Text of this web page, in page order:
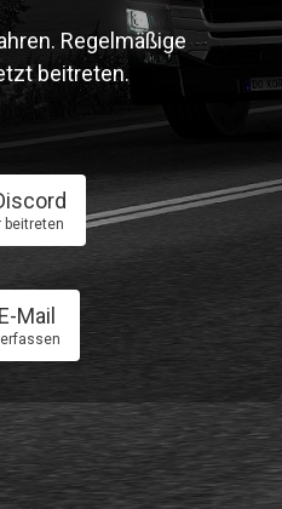
Regelmäßige
beitreten.
beitreten
E-Mail